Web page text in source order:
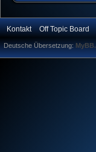
Kontakt Off Topic Board
Deutsche Übersetzung: